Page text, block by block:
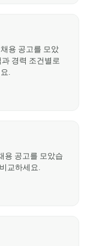
용 공고를 모았
과 경력 조건별로
.
용 공고를 모았습
교하세요.